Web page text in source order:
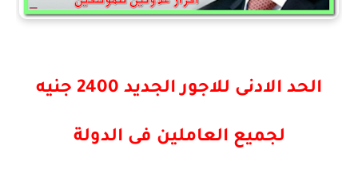
الحد الادنى للاجور الجديد 2400 جنيه
لجميع العاملين فى الدولة